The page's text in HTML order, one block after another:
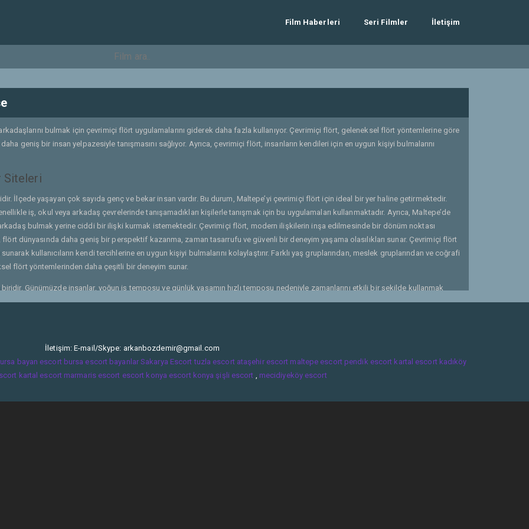
Film Haberleri Seri Filmler İletişim
bulmak için çevrimiçi flört uygulamalarını giderek daha fazla kullanıyor. Çevrimiçi flört, geleneksel flört yöntemlerine göre
geniş bir insan yelpazesiyle tanışmasını sağlıyor. Ayrıca, çevrimiçi flört, insanların kendileri için en uygun kişiyi bulmalarını
Siteleri
İlçede yaşayan çok sayıda genç ve bekar insan vardır. Bu durum, Maltepe’yi çevrimiçi flört için ideal bir yer haline getirmektedir.
iş, okul veya arkadaş çevrelerinde tanışamadıkları kişilerle tanışmak için bu uygulamaları kullanmaktadır. Ayrıca, Maltepe’de
bulmak yerine ciddi bir ilişki kurmak istemektedir. Çevrimiçi flört, modern ilişkilerin inşa edilmesinde bir dönüm noktası
flört dünyasında daha geniş bir perspektif kazanma, zaman tasarrufu ve güvenli bir deneyim yaşama olasılıkları sunar. Çevrimiçi flört
kullanıcıların kendi tercihlerine en uygun kişiyi bulmalarını kolaylaştırır. Farklı yaş gruplarından, meslek gruplarından ve coğrafi
flört yöntemlerinden daha çeşitli bir deneyim sunar.
Günümüzde insanlar, yoğun iş temposu ve günlük yaşamın hızlı temposu nedeniyle zamanlarını etkili bir şekilde kullanmak
partnerleriyle daha etkili ve verimli bir şekilde iletişim kurmalarına olanak tanır. Bu sayede, yüz yüze buluşma öncesinde daha fazla
tasarrufu ve güvenli bir deneyim yaşama avantajları ile modern ilişkilerin önemli bir unsuru haline gelmiştir. Bu platformlar, insanların
anlam katmalarına yardımcı olur.
İletişim: E-mail/Skype: arkanbozdemir@gmail.com
bayan escort bursa escort bayanlar Sakarya Escort tuzla escort ataşehir escort maltepe escort pendik escort kartal escort kadıköy
kartal escort marmaris escort escort konya escort konya şişli escort , mecidiyeköy escort